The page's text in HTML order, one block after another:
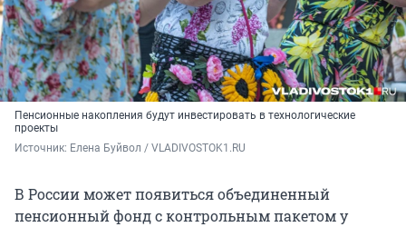
Пенсионные накопления будут инвестировать в технологические
проекты
Источник: Елена Буйвол / VLADIVOSTOK1.RU
В России может появиться объединенный
пенсионный фонд с контрольным пакетом у